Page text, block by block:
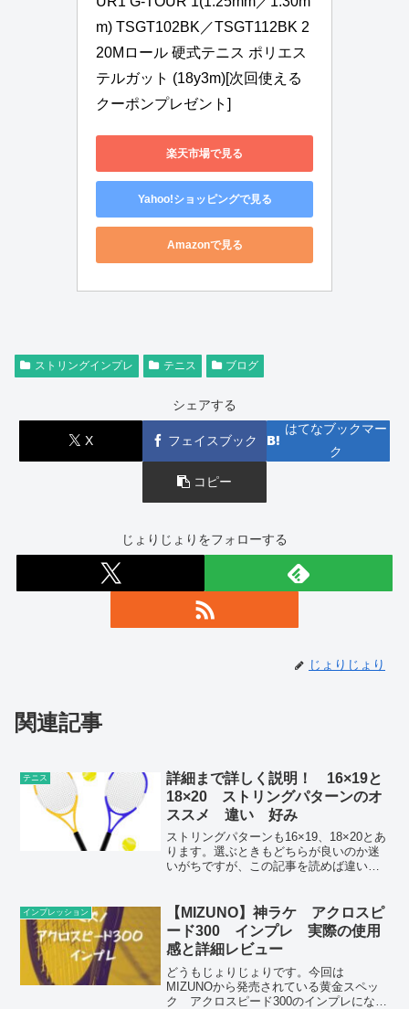
m) TSGT102BK／TSGT112BK 2
20Mロール 硬式テニス ポリエス
テルガット (18y3m)[次回使える
クーポンプレゼント]
楽天市場で見る
Yahoo!ショッピングで見る
Amazonで見る
ストリングインプレ テニス ブログ
シェアする
X フェイスブック
はてなブックマー
ク
コピー
じょりじょりをフォローする
じょりじょり
関連記事
テニス
詳細まで詳しく説明！ 16×19と
18×20 ストリングパターンのオ
ススメ 違い 好み
ストリングパターンも16×19、18×20とあ
ります。選ぶときもどちらが良いのか迷
いがちですが、この記事を読めば違い、
インプレッション
【MIZUNO】神ラケ アクロスピ
ード300 インプレ 実際の使用
感と詳細レビュー
どうもじょりじょりです。今回は
MIZUNOから発売されている黄金スペッ
ク アクロスピード300のインプレになり